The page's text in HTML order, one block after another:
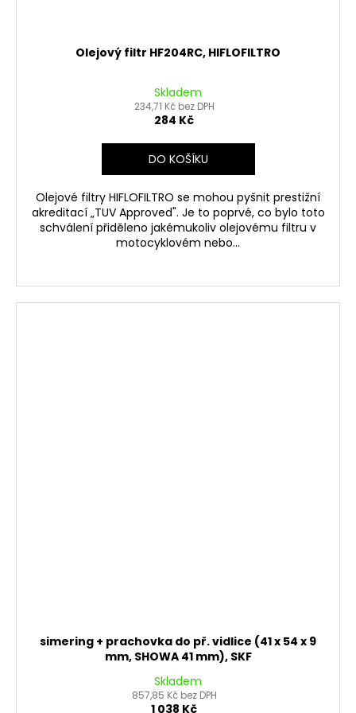
Olejový filtr HF204RC, HIFLOFILTRO
Skladem
234,71 Kč bez DPH
284 Kč
DO KOŠÍKU
Olejové filtry HIFLOFILTRO se mohou pyšnit prestižní
akreditací „TUV Approved". Je to poprvé, co bylo toto
schválení přiděleno jakémukoliv olejovému filtru v
motocyklovém nebo...
simering + prachovka do př. vidlice (41 x 54 x 9
mm, SHOWA 41 mm), SKF
Skladem
857,85 Kč bez DPH
1 038 Kč